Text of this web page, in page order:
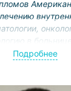
в
Нью-Йорке.
Подробнее